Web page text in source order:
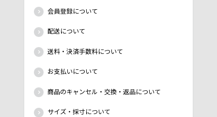
会員登録について
配送について
送料・決済手数料について
お支払いについて
商品のキャンセル・交換・返品について
サイズ・採寸について